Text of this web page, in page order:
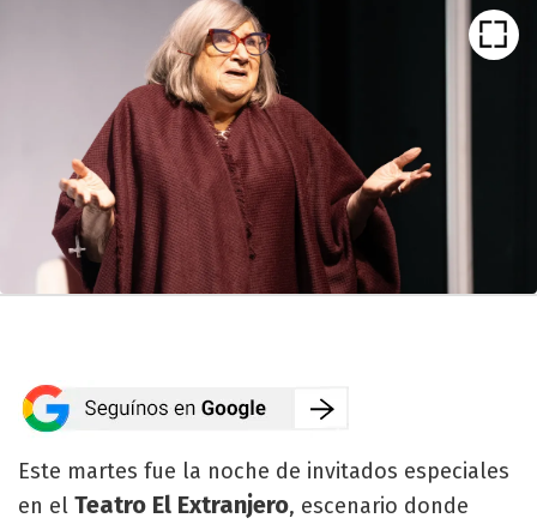
Este martes fue la noche de invitados especiales
en el Teatro El Extranjero, escenario donde